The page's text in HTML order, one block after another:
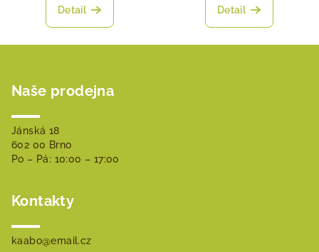
Detail Detail
Naše prodejna
Jánská 18
602 00 Brno
Po – Pá: 10:00 – 17:00
Kontakty
kaabo@email.cz